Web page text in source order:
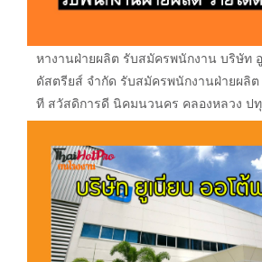
หางานฝ่ายผลิต รับสมัครพนักงาน บริษัท
ดัสตรียส์ จำกัด รับสมัครพนักงานฝ่ายผลิ
ที สวัสดิการดี นิคมนวนคร คลองหลวง ป